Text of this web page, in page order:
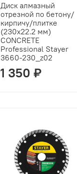
Диск алмазный
отрезной по бетону/
кирпичу/плитке
(230х22.2 мм)
CONCRETE
Professional Stayer
3660-230_z02
1 350 ₽